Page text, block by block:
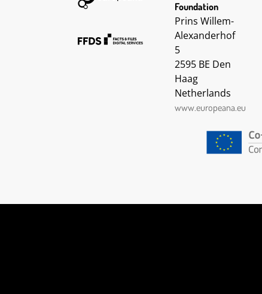
DC Date:
http://semium.org/time/15xx
DC Type:
http://data.europeana.eu/concept/base/17
http://www.ub.uni-heidelberg.de/helios/digi/
EDM Country:
Foundation
Prins Willem-
Alexanderhof
5
2595 BE Den
Haag
Netherlands
www.europeana.eu